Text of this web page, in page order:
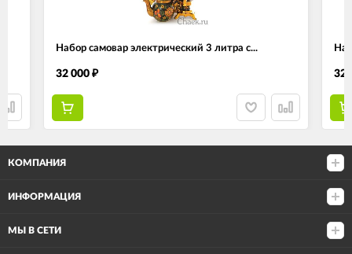
Набор самовар электрический 3 литра с...
32 000 ₽ 32
КОМПАНИЯ
ИНФОРМАЦИЯ
МЫ В СЕТИ